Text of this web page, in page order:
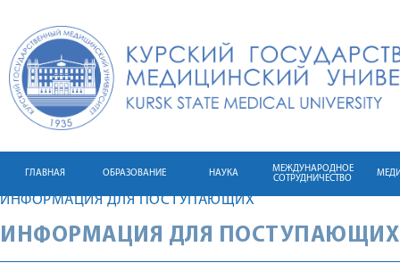
ГЛАВНАЯ ОБРАЗОВАНИЕ НАУКА
МЕЖДУНАРОДНОЕ
СОТРУДНИЧЕСТВО
ИНФОРМАЦИЯ ДЛЯ ПОСТУПАЮЩИХ
ИНФОРМАЦИЯ ДЛЯ ПОСТУПАЮЩИХ